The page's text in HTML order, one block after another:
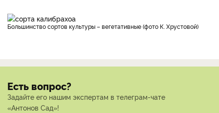
Большинство сортов культуры – вегетативные (фото К. Хрустовой)
Есть вопрос?
Задайте его нашим экспертам в телеграм-чате
«Антонов Сад»!